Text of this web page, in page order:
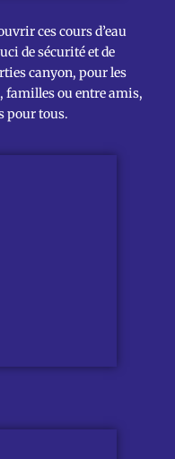
ces cours d’eau
de sécurité et de
canyon, pour les
familles ou entre amis,
pour tous.